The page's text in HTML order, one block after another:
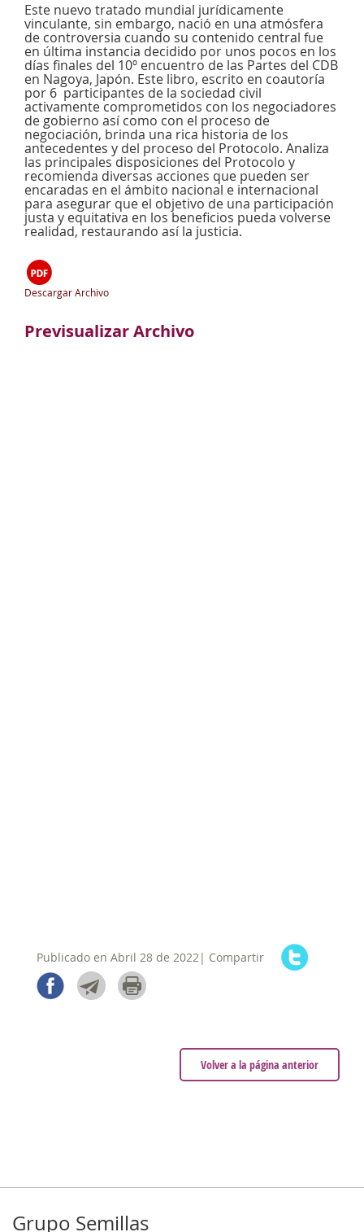
Este nuevo tratado mundial jurídicamente
vinculante, sin embargo, nació en una atmósfera
de controversia cuando su contenido central fue
en última instancia decidido por unos pocos en los
días finales del 10º encuentro de las Partes del CDB
en Nagoya, Japón. Este libro, escrito en coautoría
por 6 participantes de la sociedad civil
activamente comprometidos con los negociadores
de gobierno así como con el proceso de
negociación, brinda una rica historia de los
antecedentes y del proceso del Protocolo. Analiza
las principales disposiciones del Protocolo y
recomienda diversas acciones que pueden ser
encaradas en el ámbito nacional e internacional
para asegurar que el objetivo de una participación
justa y equitativa en los beneficios pueda volverse
realidad, restaurando así la justicia.
Descargar Archivo
Previsualizar Archivo
Publicado en Abril 28 de 2022| Compartir
Volver a la página anterior
Grupo Semillas